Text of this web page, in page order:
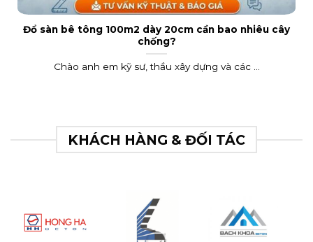
Đổ sàn bê tông 100m2 dày 20cm cần bao nhiêu cây
chống?
Chào anh em kỹ sư, thầu xây dựng và các ...
KHÁCH HÀNG & ĐỐI TÁC